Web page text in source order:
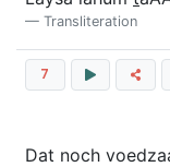
Transliteration
7
Dat noch